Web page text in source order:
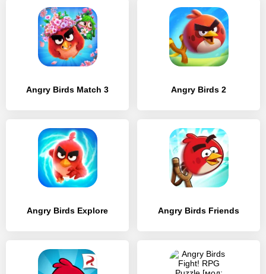
Angry Birds Match 3 Angry Birds 2
Angry Birds Explore Angry Birds Friends